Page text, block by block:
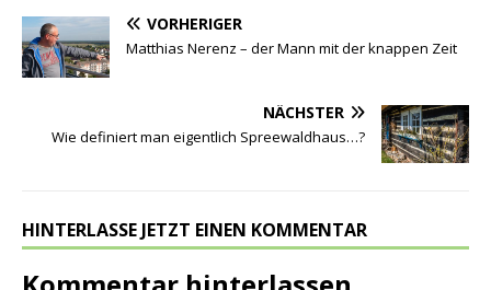
VORHERIGER
Matthias Nerenz – der Mann mit der knappen Zeit
NÄCHSTER
Wie definiert man eigentlich Spreewaldhaus…?
HINTERLASSE JETZT EINEN KOMMENTAR